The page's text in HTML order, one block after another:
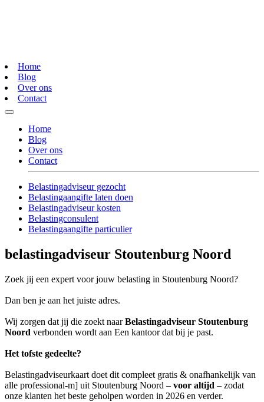
Home
Blog
Over ons
Contact
Home
Blog
Over ons
Contact
Belastingadviseur gezocht
Belastingaangifte laten doen
Belastingadviseur kosten
Belastingconsulent
Belastingaangifte particulier
belastingadviseur Stoutenburg Noord
Zoek jij een expert voor jouw belasting in Stoutenburg Noord?
Dan ben je aan het juiste adres.
Wij zorgen dat jij die zoekt naarBelastingadviseur Stoutenburg
Noord verbonden wordt aan Een kantoor dat bij je past.
Het tofste gedeelte?
Belastingadviseurkaart doet dit compleet gratis & onafhankelijk van
alle professional-m] uit Stoutenburg Noord – voor altijd – zodat
onze klanten het beste geholpen worden in 2026 en verder.